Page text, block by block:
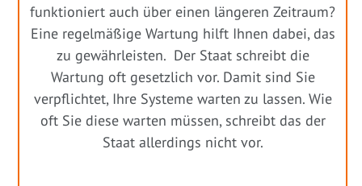
funktioniert auch über einen längeren Zeitraum?
Eine regelmäßige Wartung hilft Ihnen dabei, das
zu gewährleisten. Der Staat schreibt die
Wartung oft gesetzlich vor. Damit sind Sie
verpflichtet, Ihre Systeme warten zu lassen. Wie
oft Sie diese warten müssen, schreibt das der
Staat allerdings nicht vor.